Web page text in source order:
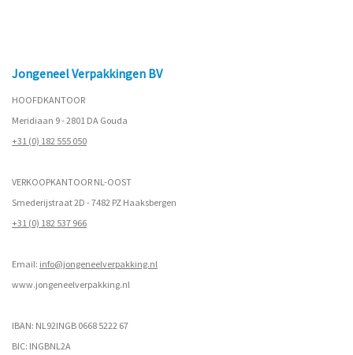
Jongeneel Verpakkingen BV
HOOFDKANTOOR
Meridiaan 9 - 2801 DA Gouda
+31 (0) 182 555 050
VERKOOPKANTOOR NL-OOST
Smederijstraat 2D - 7482 PZ Haaksbergen
+31 (0) 182 537 966
Email: info@jongeneelverpakking.nl
www.jongeneelverpakking.nl
IBAN: NL92INGB 0668 5222 67
BIC: INGBNL2A